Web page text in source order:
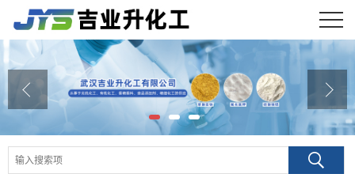
公司首页
公司介绍
产品展厅